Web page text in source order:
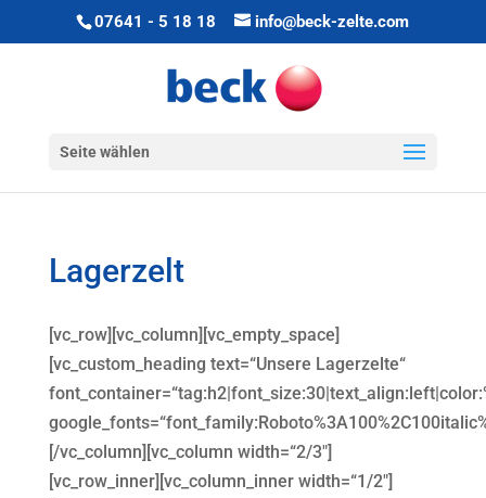
07641 - 5 18 18 info@beck-zelte.com
Seite wählen
Lagerzelt
[vc_row][vc_column][vc_empty_space]
[vc_custom_heading text=“Unsere Lagerzelte“
[/vc_column][vc_column width=“2/3″]
[vc_row_inner][vc_column_inner width=“1/2″]